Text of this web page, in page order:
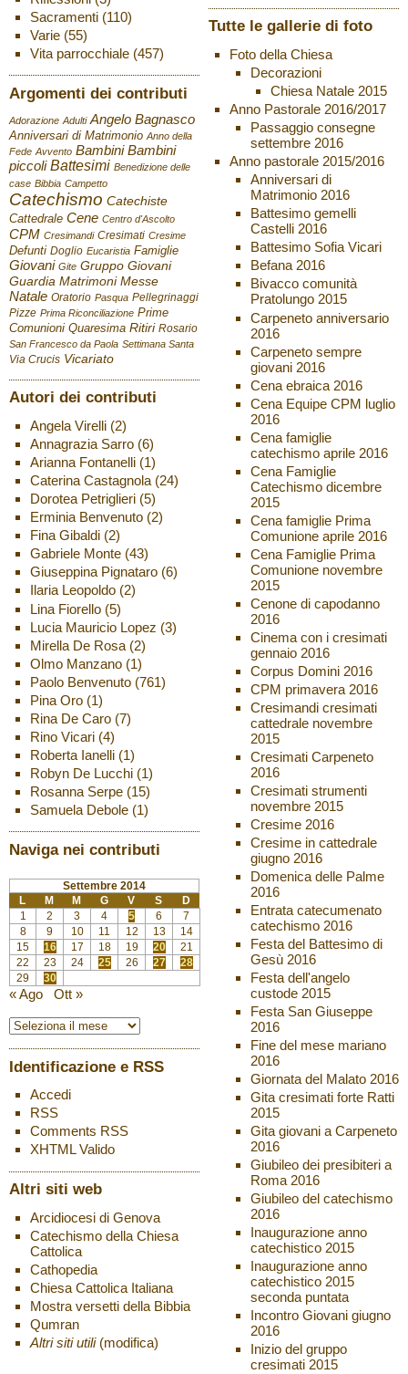
Sacramenti(110)
Varie(55)
Vita parrocchiale(457)
Argomenti dei contributi
Adorazione Adulti Angelo Bagnasco
Anniversari di Matrimonio Anno della
Fede Avvento Bambini Bambini
piccoli Battesimi Benedizione delle
case Bibbia Campetto
Catechismo Catechiste
Cattedrale Cene Centro d'Ascolto
CPM Cresimandi Cresimati Cresime
Defunti Doglio Eucaristia Famiglie
Giovani Gite Gruppo Giovani
Guardia Matrimoni Messe
Natale Oratorio Pasqua Pellegrinaggi
Pizze Prima Riconciliazione Prime
Comunioni Quaresima Ritiri Rosario
San Francesco da Paola Settimana Santa
Via Crucis Vicariato
Autori dei contributi
Angela Virelli(2)
Annagrazia Sarro(6)
Arianna Fontanelli(1)
Caterina Castagnola(24)
Dorotea Petriglieri(5)
Erminia Benvenuto(2)
Fina Gibaldi(2)
Gabriele Monte(43)
Giuseppina Pignataro(6)
Ilaria Leopoldo(2)
Lina Fiorello(5)
Lucia Mauricio Lopez (3)
Mirella De Rosa(2)
Olmo Manzano(1)
Paolo Benvenuto(761)
Pina Oro(1)
Rina De Caro(7)
Rino Vicari(4)
Roberta Ianelli(1)
Robyn De Lucchi(1)
Rosanna Serpe(15)
Samuela Debole(1)
Naviga nei contributi
Settembre 2014
L
M M G V S
D
1
2 3 4 5 6
7
8
9 10 11 12 13
14
15
16 17 18 19 20
21
22
23 24 25 26 27
28
29
30
« Ago Ott »
Identificazione e RSS
Accedi
RSS
Comments RSS
XHTMLValido
Altri siti web
Arcidiocesi di Genova
Catechismo della Chiesa
Cattolica
Cathopedia
Chiesa Cattolica Italiana
Mostra versetti della Bibbia
Qumran
Altri siti utili (modifica)
Tutte le gallerie di foto
Foto della Chiesa
Decorazioni
Chiesa Natale 2015
Anno Pastorale 2016/2017
Passaggio consegne
settembre 2016
Anno pastorale 2015/2016
Anniversari di
Matrimonio 2016
Battesimo gemelli
Castelli 2016
Battesimo Sofia Vicari
Befana 2016
Bivacco comunità
Pratolungo 2015
Carpeneto anniversario
2016
Carpeneto sempre
giovani 2016
Cena ebraica 2016
Cena Equipe CPM luglio
2016
Cena famiglie
catechismo aprile 2016
Cena Famiglie
Catechismo dicembre
2015
Cena famiglie Prima
Comunione aprile 2016
Cena Famiglie Prima
Comunione novembre
2015
Cenone di capodanno
2016
Cinema con i cresimati
gennaio 2016
Corpus Domini 2016
CPM primavera 2016
Cresimandi cresimati
cattedrale novembre
2015
Cresimati Carpeneto
2016
Cresimati strumenti
novembre 2015
Cresime 2016
Cresime in cattedrale
giugno 2016
Domenica delle Palme
2016
Entrata catecumenato
catechismo 2016
Festa del Battesimo di
Gesù 2016
Festa dell'angelo
custode 2015
Festa San Giuseppe
2016
Fine del mese mariano
2016
Giornata del Malato 2016
Gita cresimati forte Ratti
2015
Gita giovani a Carpeneto
2016
Giubileo dei presibiteri a
Roma 2016
Giubileo del catechismo
2016
Inaugurazione anno
catechistico 2015
Inaugurazione anno
catechistico 2015
seconda puntata
Incontro Giovani giugno
2016
Inizio del gruppo
cresimati 2015